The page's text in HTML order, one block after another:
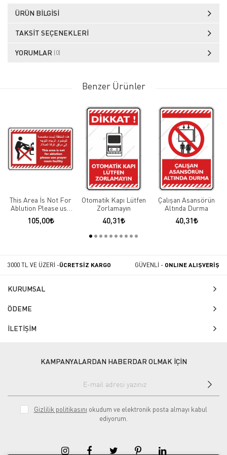
ÜRÜN BILGISI
TAKSIT SEÇENEKLERI
YORUMLAR (0)
Benzer Ürünler
This Area İs Not For
Ablution Please use
Prayer Room Facility
105,00
Otomatik Kapı Lütfen
Zorlamayın
40,31
Çalışan Asansörün
Altında Durma
40,31
3000 TL VE ÜZERİ -ÜCRETSİZ KARGO GÜVENLİ - ONLINE ALIŞVERİŞ
KURUMSAL
ÖDEME
İLETİŞİM
KAMPANYALARDAN HABERDAR OLMAK İÇİN
Gizlilik politikasını okudum ve elektronik posta almayı kabul
ediyorum.